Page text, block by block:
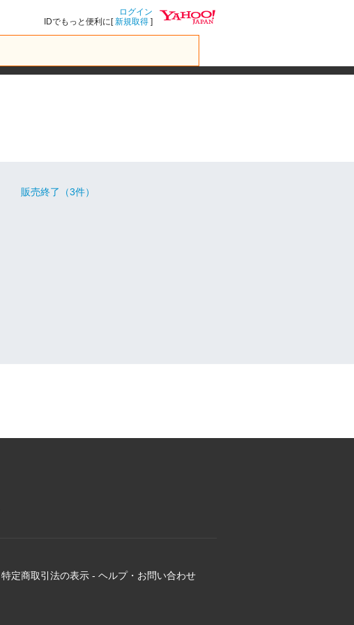
ログイン
IDでもっと便利に[新規取得 ]
販売終了（3件）
特定商取引法の表示 - ヘルプ・お問い合わせ